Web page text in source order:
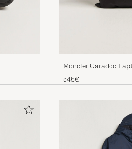
Moncler Caradoc
545€